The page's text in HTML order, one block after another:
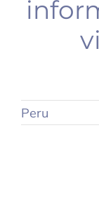
Peru